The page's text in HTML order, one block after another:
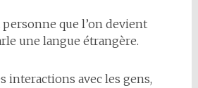
que l’on devient
une langue étrangère.
interactions avec les gens,